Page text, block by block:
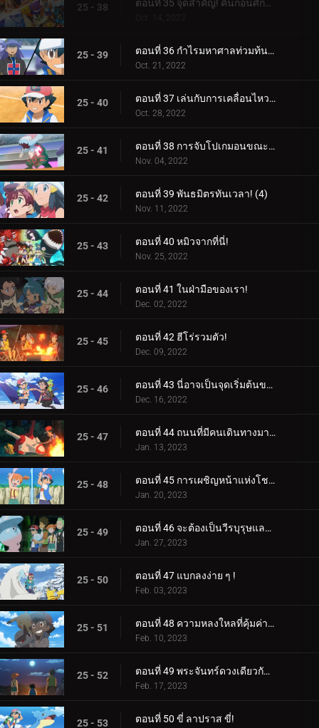
25 - 38
Oct. 14, 2022
25 - 39 ตอนที่ 36 กำไรมหาศาลท่วมท้น! (1)
Oct. 21, 2022
25 - 40 ตอนที่ 37 เล่นกับการเคลื่อนไหวของคุณ! (2)
Oct. 28, 2022
25 - 41 ตอนที่ 38 การจับโปเกมอนขณะปัดป้อง! (3)
Nov. 04, 2022
25 - 42 ตอนที่ 39 พันธมิตรทันเวลา! (4)
Nov. 11, 2022
25 - 43 ตอนที่ 40 หมิวจากที่นี่!
Nov. 25, 2022
25 - 44 ตอนที่ 41 ในฝ่ามือของเรา!
Dec. 02, 2022
25 - 45 ตอนที่ 42 ฮีโร่รวมตัว!
Dec. 09, 2022
25 - 46 ตอนที่ 43 นี่อาจเป็นจุดเริ่มต้นของสิ่งที่ยิ่งใหญ่!
Dec. 16, 2022
25 - 47 ตอนที่ 44 ถนนที่มีคนเดินทางมากที่สุด!
Jan. 13, 2023
25 - 48 ตอนที่ 45 การเผชิญหน้าแห่งโชคชะตา!
Jan. 20, 2023
25 - 49 ตอนที่ 46 จะต้องเป็นวีรบุรุษและแม่มดของเรา!
Jan. 27, 2023
25 - 50 ตอนที่ 47 แบกลงง่าย ๆ !
Feb. 03, 2023
25 - 51 ตอนที่ 48 ความหลงใหลที่คุ้มค่าของหน่วย!
Feb. 10, 2023
25 - 52 ตอนที่ 49 พระจันทร์ดวงเดียวกัน บัดนี้และตลอดไป!
Feb. 17, 2023
25 - 53 ตอนที่ 50 ขี่ ลาปราส ขี่!